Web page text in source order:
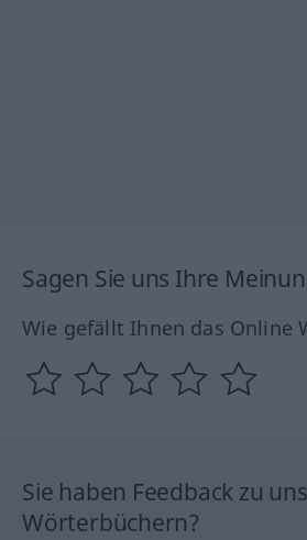
Sagen Sie uns Ihre
Wie gefällt Ihnen das Online
Sie haben Feedback zu
Wörterbüchern?